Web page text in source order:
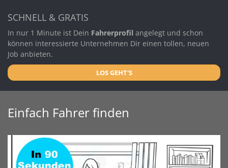
SCHNELL & GRATIS
In nur 1 Minute ist Dein Fahrerprofil angelegt und schon
können interessierte Unternehmen Dir einen tollen, neuen
Job anbieten.
LOS GEHT'S
Einfach Fahrer finden